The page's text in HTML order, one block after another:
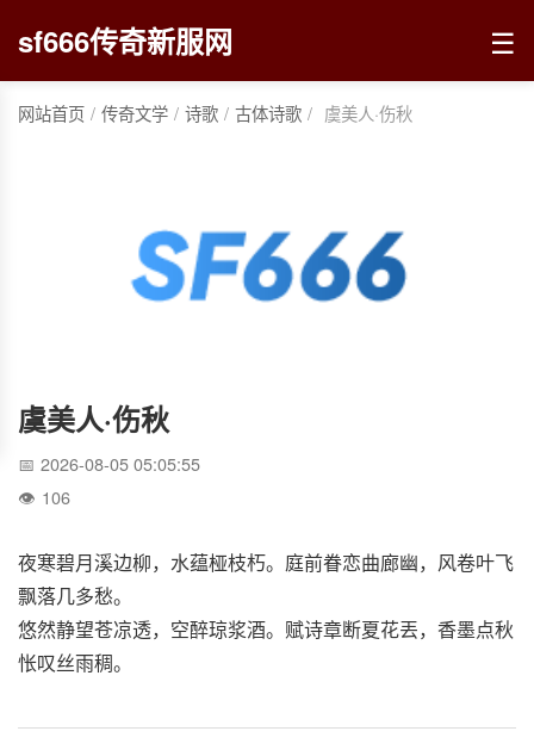
sf666传奇新服网 ☰
网站首页 / 传奇文学 / 诗歌 / 古体诗歌 / 虞美人·伤秋
虞美人·伤秋
2026-08-05 05:05:55
106
夜寒碧月溪边柳，水蕴桠枝朽。庭前眷恋曲廊幽，风卷叶飞
飘落几多愁。
悠然静望苍凉透，空醉琼浆酒。赋诗章断夏花丟，香墨点秋
怅叹丝雨稠。